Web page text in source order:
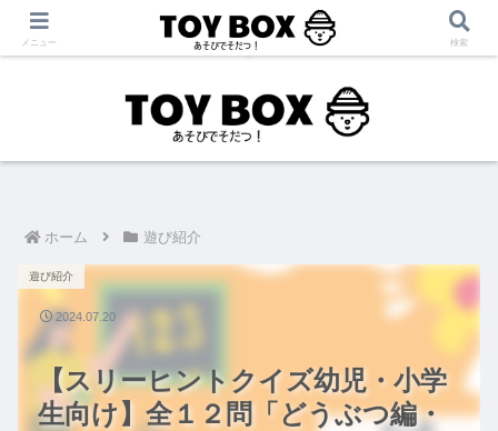
「あそび」をテーマに【育児・保育・療育】に役立つ情報を発信中！
ホーム 遊び紹介
【スリーヒントクイズ幼児・小学
生向け】全１２問「どうぶつ編・
遊び紹介
2024.07.20
メニュー 検索